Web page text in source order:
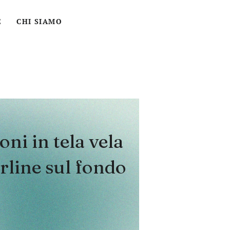
CHI SIAMO
in tela vela
sul fondo